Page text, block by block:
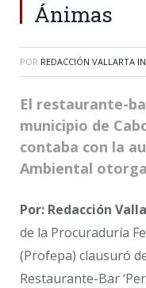
Ánimas
POR REDACCIÓN VALLARTA
El restaurante-
municipio de
contaba con la
Ambiental
Por: Redacción
de la Procuraduría
(Profepa) clausuró
Restaurante-Bar